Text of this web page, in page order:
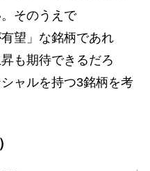
そのうえで
望」な銘柄であれ
も期待できるだろ
ャルを持つ3銘柄を考